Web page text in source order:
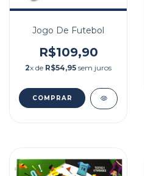
Jogo De Futebol
R$109,90
2x de R$54,95 sem juros